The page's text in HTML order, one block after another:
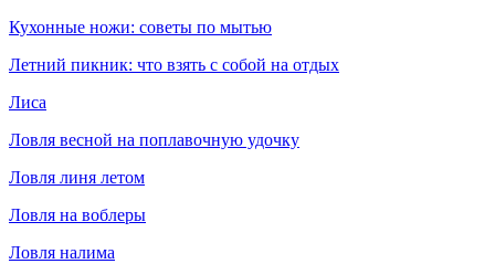
Кухонные ножи: советы по мытью
Летний пикник: что взять с собой на отдых
Лиса
Ловля весной на поплавочную удочку
Ловля линя летом
Ловля на воблеры
Ловля налима